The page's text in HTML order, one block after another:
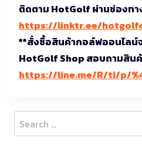
ติดตาม HotGolf ผ่านช่องทา
https://linktr.ee/
**สั่งซื้อสินค้ากอล์ฟออนไลน์
HotGolf Shop สอบถามสิน
https://line.me/R/ti/p/
Search
for: